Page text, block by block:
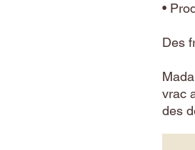
•
Des
vrac
des